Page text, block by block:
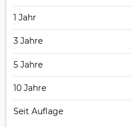
1 Jahr
3 Jahre
5 Jahre
10 Jahre
Seit Auflage